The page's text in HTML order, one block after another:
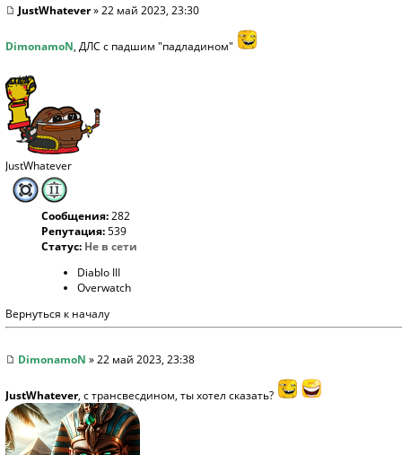
JustWhatever» 22 май 2023, 23:30
DimonamoN, ДЛС с падшим "падладином"
JustWhatever
Сообщения:282
Репутация:539
Статус: Не в сети
Diablo III
Overwatch
Вернуться к началу
DimonamoN » 22 май 2023, 23:38
JustWhatever, с трансвесдином, ты хотел сказать?